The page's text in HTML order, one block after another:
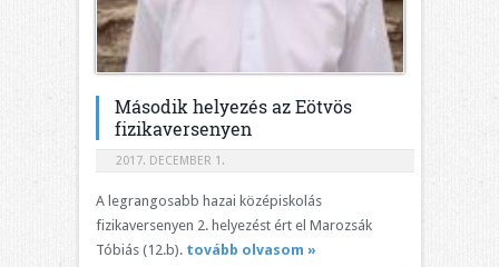
Második helyezés az Eötvös
fizikaversenyen
2017. DECEMBER 1.
A legrangosabb hazai középiskolás
fizikaversenyen 2. helyezést ért el Marozsák
Tóbiás (12.b). tovább olvasom »